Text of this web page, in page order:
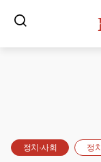
정치·사회 정치